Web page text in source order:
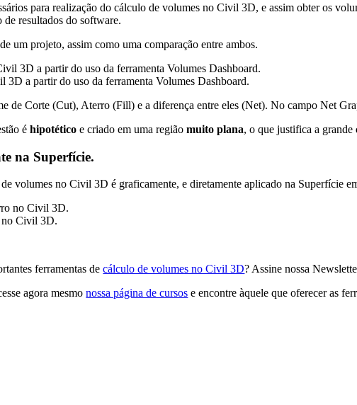
para realização do cálculo de volumes no Civil 3D, e assim obter os
de resultados do software.
um projeto, assim como uma comparação entre ambos.
a partir do uso da ferramenta Volumes Dashboard.
de Corte (Cut), Aterro (Fill) e a diferença entre eles (Net). No campo Net
éhipotético e criado em uma regiãomuito plana, o que justifica a grande
na Superfície.
volumes no Civil 3D é graficamente, e diretamente aplicado na Superfície
no Civil 3D.
ferramentas decálculo de volumes no Civil 3D? Assine nossa
agora mesmonossa página de cursos e encontre àquele que oferecer as